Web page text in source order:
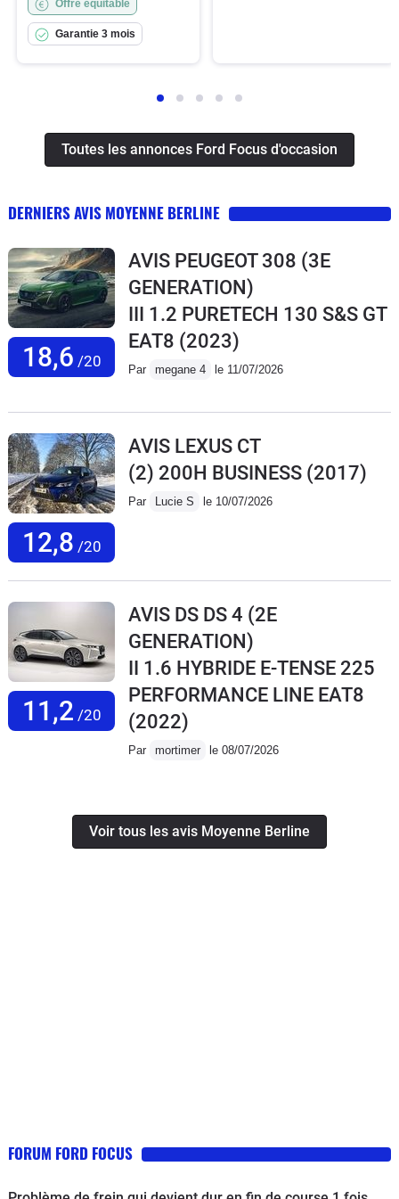
Offre équitable
Garantie 3 mois
Toutes les annonces Ford Focus d'occasion
DERNIERS AVIS MOYENNE BERLINE
18,6 /20
AVIS PEUGEOT 308 (3E
GENERATION)
III 1.2 PURETECH 130 S&S GT
EAT8 (2023)
Par megane 4 le 11/07/2026
12,8 /20
AVIS LEXUS CT
(2) 200H BUSINESS (2017)
Par Lucie S le 10/07/2026
11,2 /20
AVIS DS DS 4 (2E
GENERATION)
II 1.6 HYBRIDE E-TENSE 225
PERFORMANCE LINE EAT8
(2022)
Par mortimer le 08/07/2026
Voir tous les avis Moyenne Berline
FORUM FORD FOCUS